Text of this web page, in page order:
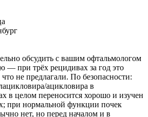
обсудить с вашим офтальмологом
— при трёх рецидивах за год это
не предлагали. По безопасности:
ацикловира в
в целом переносится хорошо и изучен
при нормальной функции почек
нет, но перед началом и в